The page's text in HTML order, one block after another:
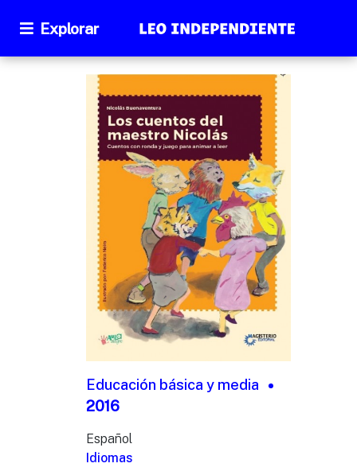
Explorar
Educación básica y media
2016
Español
Idiomas